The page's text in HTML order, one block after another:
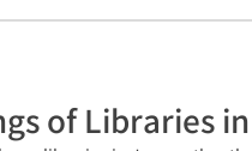
of Libraries